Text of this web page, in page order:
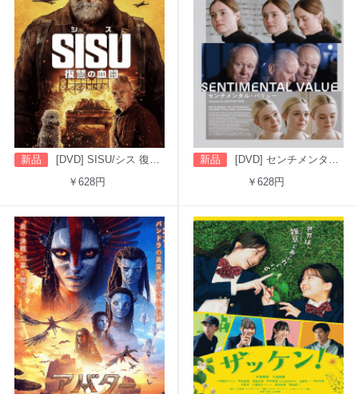
新品
[DVD] SISU/シス 復讐の血闘（字幕版）
￥628円
新品
[DVD] センチメンタル・バリュー
￥628円